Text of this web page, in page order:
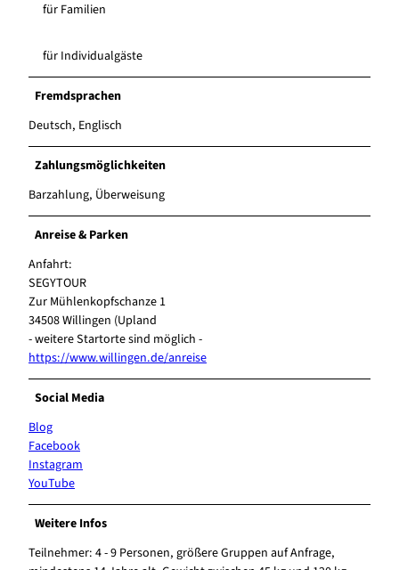
für Familien
für Individualgäste
Fremdsprachen
Deutsch, Englisch
Zahlungsmöglichkeiten
Barzahlung, Überweisung
Anreise & Parken
Anfahrt:
SEGYTOUR
Zur Mühlenkopfschanze 1
34508 Willingen (Upland
- weitere Startorte sind möglich -
https://www.willingen.de/anreise
Social Media
Blog
Facebook
Instagram
YouTube
Weitere Infos
Teilnehmer: 4 - 9 Personen, größere Gruppen auf Anfrage,